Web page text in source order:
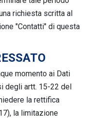
richiesta scritta al
"Contatti" di questa
momento ai Dati
degli artt. 15-22 del
la rettifica
la limitazione